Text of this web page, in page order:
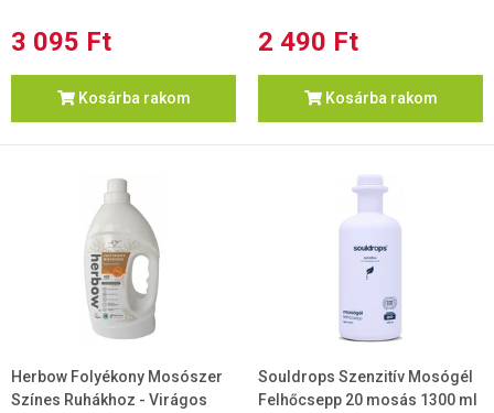
3 095 Ft
Kosárba rakom
2 490 Ft
Kosárba rakom
Herbow Folyékony Mosószer
Színes Ruhákhoz - Virágos
Souldrops Szenzitív Mosógél
Felhőcsepp 20 mosás 1300 ml